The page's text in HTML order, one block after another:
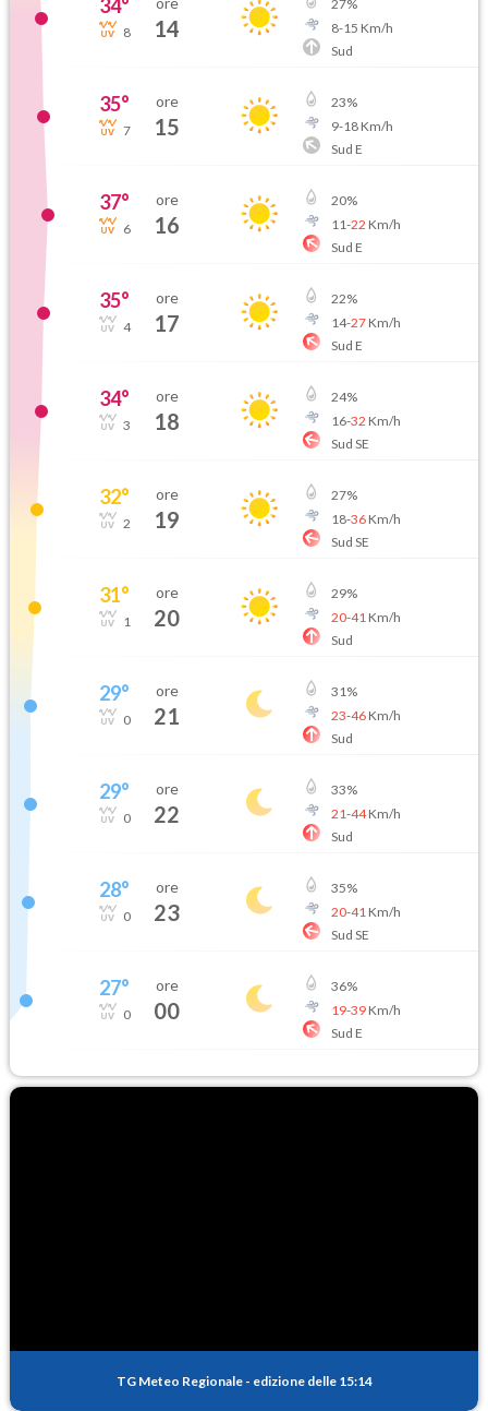
34°
8 14
27%
8-15 Km/h
Sud
35°
7
ore
15
23%
9-18Km/h
Sud E
37°
6
ore
16
20%
11-22 Km/h
Sud E
35°
4
ore
17
22%
14-27Km/h
Sud E
34°
3
ore
18
24%
16-32 Km/h
Sud SE
32°
2
ore
19
27%
18-36Km/h
Sud SE
31°
1
ore
20
29%
20-41 Km/h
Sud
29°
0
ore
21
31%
23-46Km/h
Sud
29°
0
ore
22
33%
21-44Km/h
Sud
28°
0
ore
23
35%
20-41 Km/h
Sud SE
27°
0
ore
00
36%
19-39Km/h
Sud E
TG Meteo Regionale - edizione delle 15:14